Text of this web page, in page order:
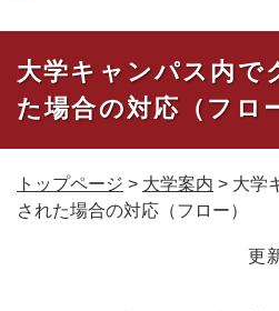
大学キャンパス内で
た場合の対応（フロ
トップページ > 大学案内 > 大学
された場合の対応（フロー）
更